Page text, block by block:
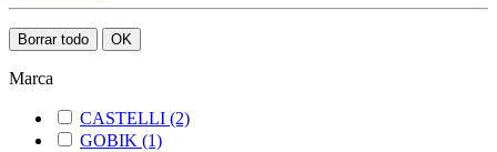
Borrar todo OK
Marca
CASTELLI (2)
GOBIK (1)